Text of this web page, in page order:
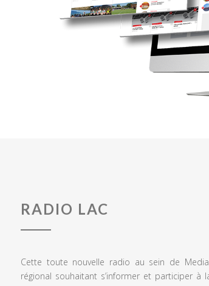
RADIO LAC
Cette toute nouvelle radio au sein de
régional souhaitant s’informer et participer à